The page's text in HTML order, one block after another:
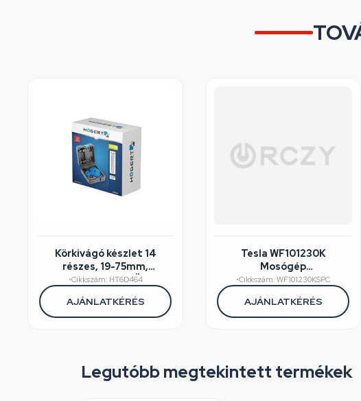
Körkivágó készlet 14
részes, 19-75mm,
műanyag koffer, HÖGERT
•Cikkszám: HT6D464
AJÁNLATKÉRÉS
Tesla WF101230K
Mosógép
felújított/szépséghibás
•Cikkszám: WF101230KSPC
AJÁNLATKÉRÉS
Legutóbb megtekintett termékek